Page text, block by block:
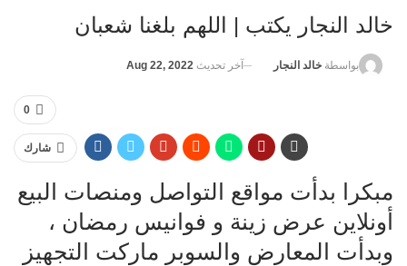
خالد النجار يكتب | اللهم بلغنا شعبان
بواسطة خالد النجار آخر تحديث Aug 22, 2022
0
شارك
مبكرا بدأت مواقع التواصل ومنصات البيع
أونلاين عرض زينة و فوانيس رمضان ،
وبدأت المعارض والسوبر ماركت التجهيز